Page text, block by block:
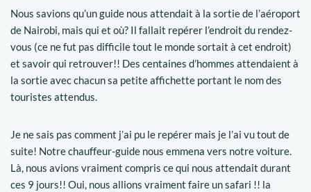
Nous savions qu’un guide nous attendait à la sortie de l’aéroport
de Nairobi, mais qui et où? Il fallait repérer l’endroit du rendez-
vous (ce ne fut pas difficile tout le monde sortait à cet endroit)
et savoir qui retrouver!! Des centaines d’hommes attendaient à
la sortie avec chacun sa petite affichette portant le nom des
touristes attendus.
Je ne sais pas comment j’ai pu le repérer mais je l’ai vu tout de
suite! Notre chauffeur-guide nous emmena vers notre voiture.
Là, nous avions vraiment compris ce qui nous attendait durant
ces 9 jours!! Oui, nous allions vraiment faire un safari !! la